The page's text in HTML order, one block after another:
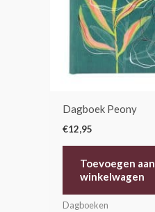
Dagboek Peony
€12,95
Toevoegen aan
winkelwagen
Dagboeken